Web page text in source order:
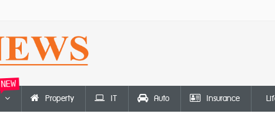
NEW
Property IT Auto Insurance